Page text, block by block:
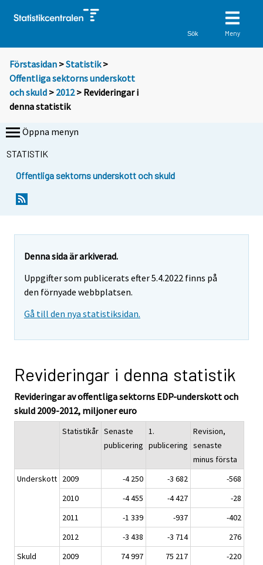
Sök Meny
Förstasidan >Statistik >
Offentliga sektorns underskott
och skuld > 2012> Revideringar i
denna statistik
Öppna menyn
STATISTIK
Offentliga sektorns underskott och skuld
Denna sida är arkiverad.
Uppgifter som publicerats efter 5.4.2022 finns på
den förnyade webbplatsen.
Gå till den nya statistiksidan.
Revideringar i denna statistik
Revideringar av offentliga sektorns EDP-underskott och
skuld 2009-2012, miljoner euro
Statistikår Senaste
publicering
1.
publicering
Revision,
senaste
minus första
Underskott 2009 -4 250 -3 682
-568
2010
-4 455 -4 427
-28
2011
-1 339 -937
-402
2012
-3 438 -3 714
276
Skuld
2009 74 997 75 217
-220